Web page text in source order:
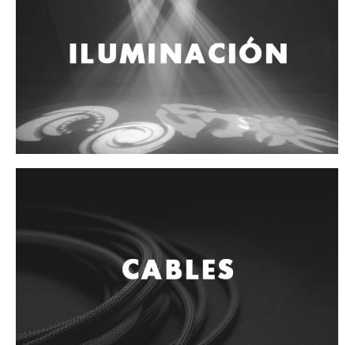
Otros instrumentos de Cuerdas